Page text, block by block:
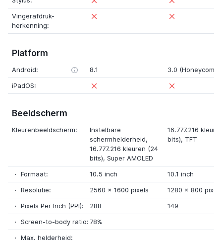
Vingerafdruk-
herkenning:
Platform
Android: 8.1
3.0 (Honeycomb)
iPadOS:
Beeldscherm
Kleurenbeeldscherm:
Instelbare
schermhelderheid,
16.777.216 kleuren (24
bits), Super AMOLED
16.777.216
bits), TFT
Formaat: 10.5 inch
10.1 inch
Resolutie:
2560 x 1600 pixels 1280 x 800 pixels
Pixels Per Inch (PPI):
288
149
Screen-to-body ratio: 78%
Max. helderheid: